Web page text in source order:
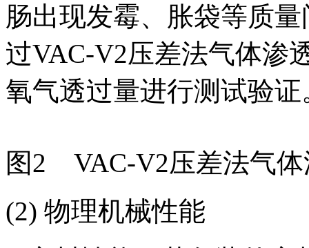
肠出现发霉、胀袋等质
过VAC-V2压差法气体渗
氧气透过量进行测试验证
图2 VAC-V2压差法气体
(2) 物理机械性能